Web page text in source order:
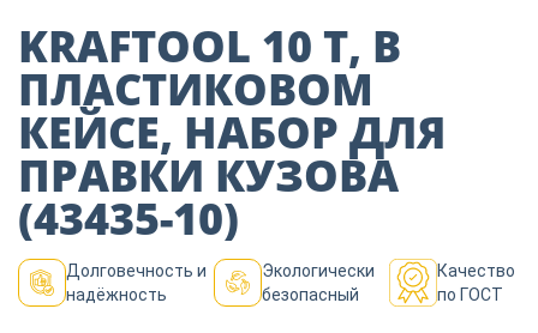
Декор
Изоляция
Инструменты
KRAFTOOL 10 Т, В
ПЛАСТИКОВОМ
КЕЙСЕ, НАБОР ДЛЯ
ПРАВКИ КУЗОВА
(43435-10)
Долговечность и
надёжность
Экологически
безопасный
Качество
по ГОСТ